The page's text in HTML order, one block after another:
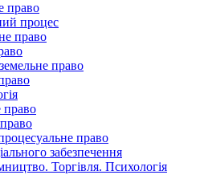
право
процес
право
право
право
право
забезпечення
Торгівля. Психологія